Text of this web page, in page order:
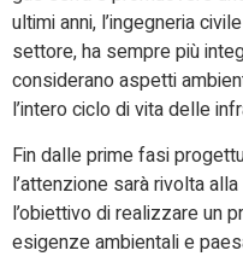
ultimi anni, l’ingegneria
settore, ha sempre più
considerano aspetti
l’intero ciclo di vita delle
Fin dalle prime fasi
l’attenzione sarà rivolta
l’obiettivo di realizzare un
esigenze ambientali e